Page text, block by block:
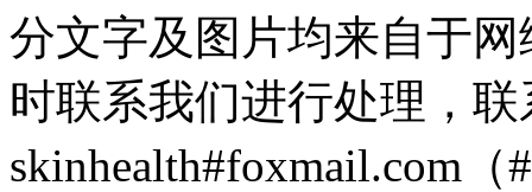
分文字及图片均来自于
时联系我们进行处理，
skinhealth#foxmail.com（